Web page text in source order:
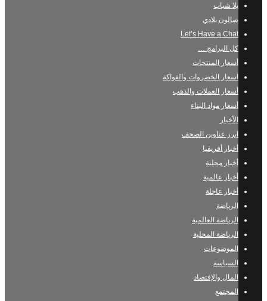
يلا شباب
صالون بلادي
Let’s Have a Chat
كل البرامج …
أسعار المنتجات
اسعار الخضروات والفواكة
أسعار العملات والذهب
أسعار مواد البناء
الأخبار
ابرز عناوين الصحف
أخبار أفريقيا
أخبار محلية
أخبار عالمية
أخبار عاجلة
الرياضة
الرياضة العالمية
الرياضة المحلية
الموضوعات
السياسة
المال والإقتصاد
المجتمع